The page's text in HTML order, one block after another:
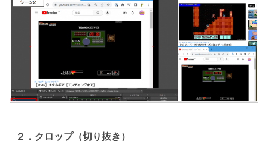
２．クロップ（切り抜き）